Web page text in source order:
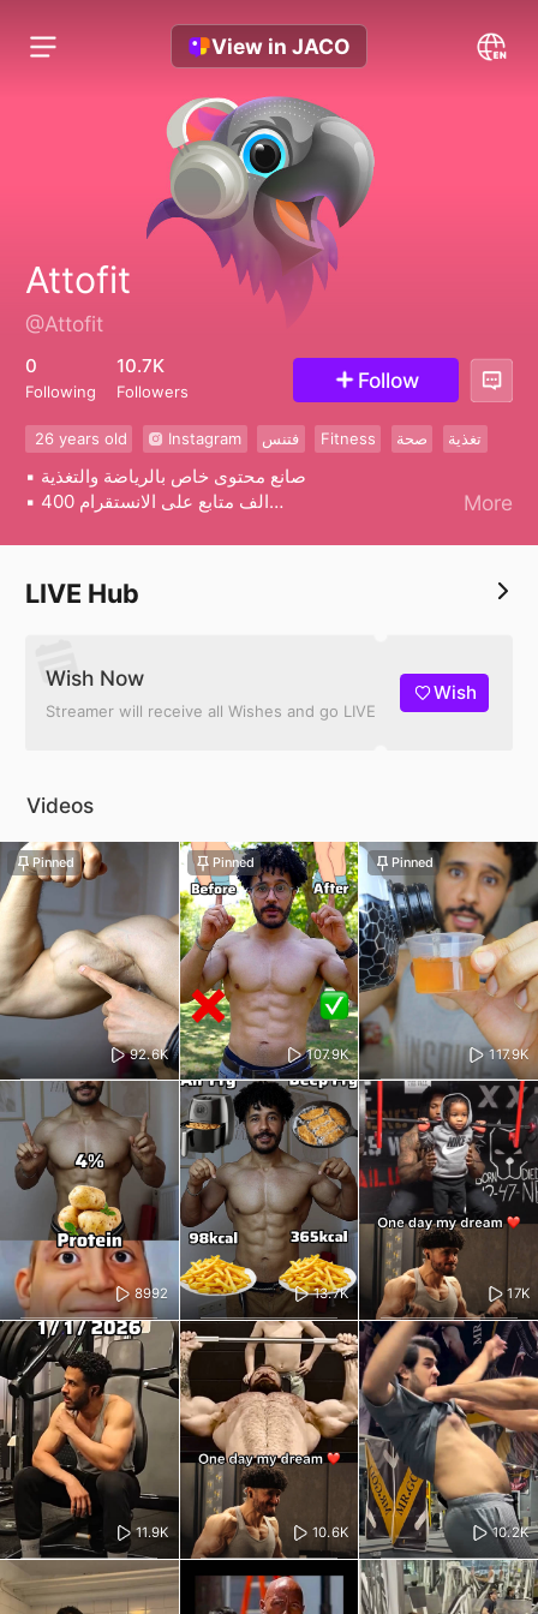
View in JACO
Attofit
@Attofit
0
Following
10.7K
Followers Follow
26 years old Instagram فتنس Fitness صحة تغذية
▪️ صانع محتوى خاص بالرياضة والتغذية
▪️ 400 الف متابع على الانستقرام
للتدريب ارسل مسج انستا 📨
More
LIVE Hub
Wish Now
Streamer will receive all Wishes and go LIVE
Wish
Videos
92.6K
Pinned
107.9K
Pinned
117.9K
Pinned
8992 13.7K 17K
11.9K 10.6K 10.2K